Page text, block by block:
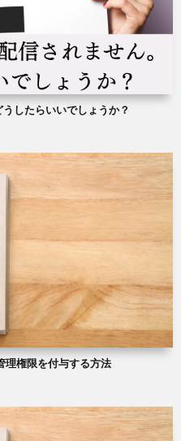
したらいいでしょうか？
権限を付与する方法